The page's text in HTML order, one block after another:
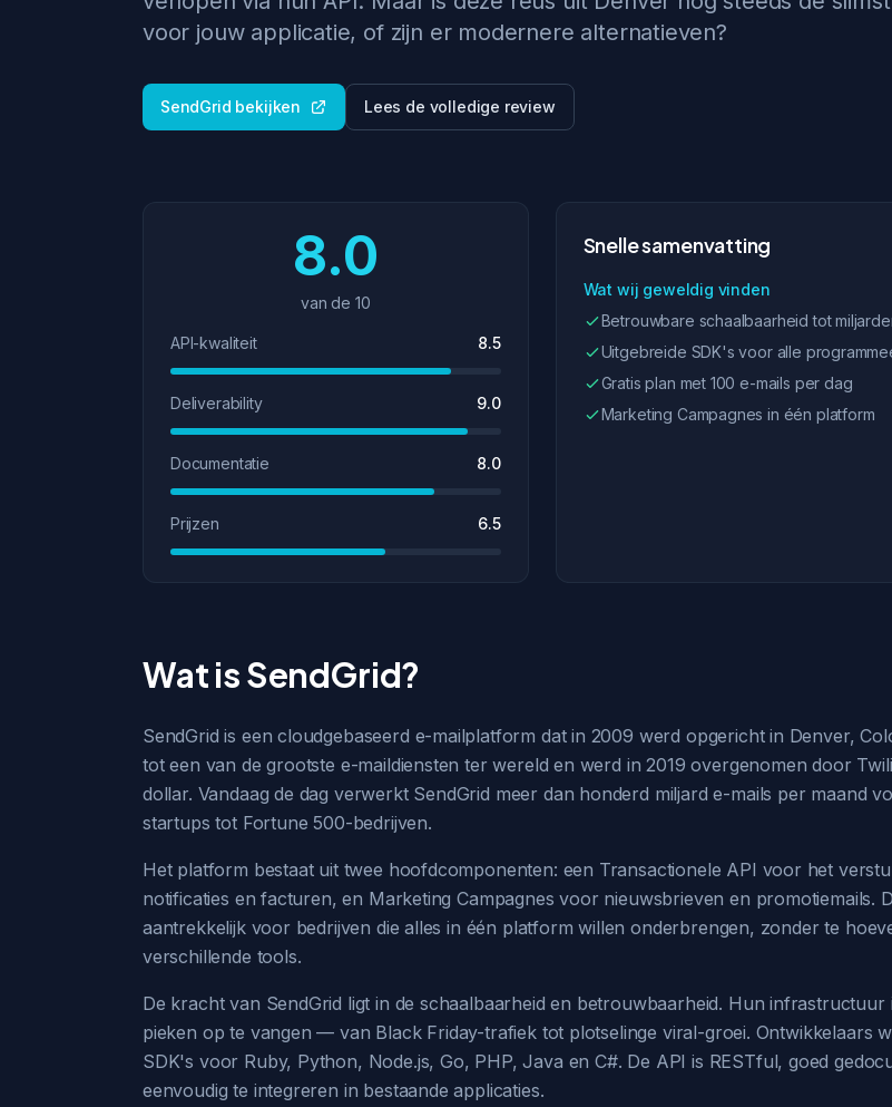
voor jouw applicatie, of zijn er modernere alternatieven?
SendGrid bekijken Lees de volledige review
8.0
van de 10
API-kwaliteit 8.5
Deliverability 9.0
Documentatie 8.0
Prijzen 6.5
Snelle samenvatting
Wat wij geweldig vinden
Betrouwbare schaalbaarheid tot
Uitgebreide SDK's voor alle
Gratis plan met 100 e-mails per dag
Marketing Campagnes in één platform
Wat is SendGrid?
SendGrid is een cloudgebaseerd e-mailplatform dat in 2009 werd opgericht in Denver,
tot een van de grootste e-maildiensten ter wereld en werd in 2019 overgenomen door
dollar. Vandaag de dag verwerkt SendGrid meer dan honderd miljard e-mails per maand
startups tot Fortune 500-bedrijven.
Het platform bestaat uit twee hoofdcomponenten: een Transactionele API voor het
notificaties en facturen, en Marketing Campagnes voor nieuwsbrieven en promotiemails.
aantrekkelijk voor bedrijven die alles in één platform willen onderbrengen, zonder te
verschillende tools.
De kracht van SendGrid ligt in de schaalbaarheid en betrouwbaarheid. Hun
pieken op te vangen — van Black Friday-trafiek tot plotselinge viral-groei. Ontwikkelaars
SDK's voor Ruby, Python, Node.js, Go, PHP, Java en C#. De API is RESTful, goed
eenvoudig te integreren in bestaande applicaties.